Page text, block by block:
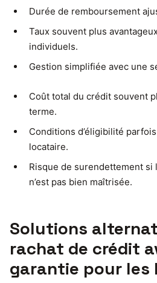
Durée de remboursement
Taux souvent plus
individuels.
Gestion simplifiée avec une
Coût total du crédit souvent
terme.
Conditions d’éligibilité
locataire.
Risque de surendettement si
n’est pas bien maîtrisée.
Solutions
rachat de crédit
garantie pour les